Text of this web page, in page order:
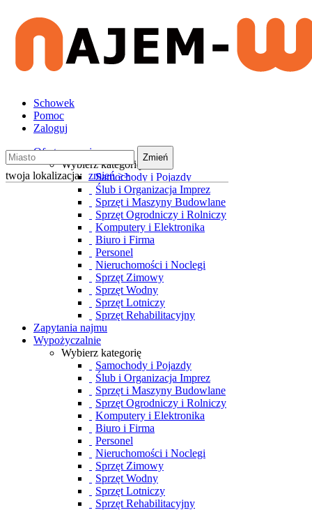
Schowek
Pomoc
Zaloguj
Zmień
twoja lokalizacja: zmień >>
Oferty wynajmu
Wybierz kategorię
Samochody i Pojazdy
Ślub i Organizacja Imprez
Sprzęt i Maszyny Budowlane
Sprzęt Ogrodniczy i Rolniczy
Komputery i Elektronika
Biuro i Firma
Personel
Nieruchomości i Noclegi
Sprzęt Zimowy
Sprzęt Wodny
Sprzęt Lotniczy
Sprzęt Rehabilitacyjny
Zapytania najmu
Wypożyczalnie
Wybierz kategorię
Samochody i Pojazdy
Ślub i Organizacja Imprez
Sprzęt i Maszyny Budowlane
Sprzęt Ogrodniczy i Rolniczy
Komputery i Elektronika
Biuro i Firma
Personel
Nieruchomości i Noclegi
Sprzęt Zimowy
Sprzęt Wodny
Sprzęt Lotniczy
Sprzęt Rehabilitacyjny